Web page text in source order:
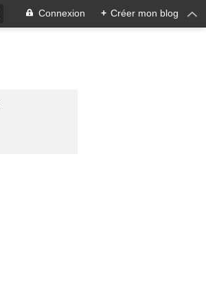
Connexion + Créer mon blog